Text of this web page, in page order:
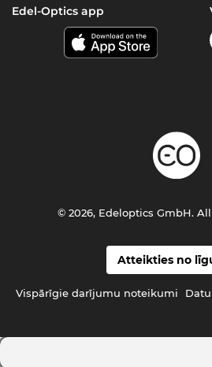
Edel-Optics app
Atteikties no
Vispārīgie darījumu noteikumi
© 2026, Edeloptics GmbH.